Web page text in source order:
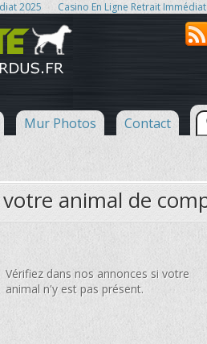
2025 Casino En Ligne Retrait Immédiat
Mur Photos Contact
votre animal de
Vérifiez dans nos annonces si votre
animal n'y est pas présent.